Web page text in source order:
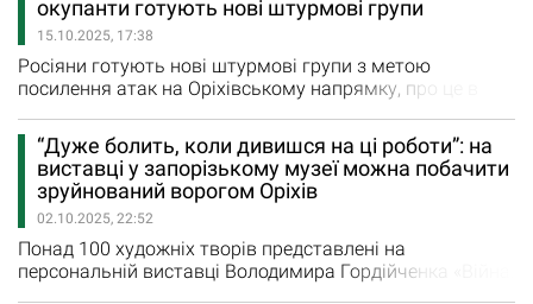
1 377-ма доба широкомасштабної збройної агресії рф
проти України. Загалом протягом минулої доби
зафіксовано 171 бойове…
окупанти готують нові штурмові групи
15.10.2025, 17:38
Росіяни готують нові штурмові групи з метою
посилення атак на Оріхівському напрямку, про це в
Владислав Волошин, речник Сил оборони «Півдня». «За
даними нашої розвідки, противник готує в навчальних
центрах і полігонах, які розташовані на тимчасово
окупованих територіях Криму, Запорізької і
Херсонської областей,…
“Дуже болить, коли дивишся на ці роботи”: на
виставці у запорізькому музеї можна побачити
зруйнований ворогом Оріхів
02.10.2025, 22:52
Понад 100 художніх творів представлені на
персональній виставці Володимира Гордійченка «Війна.